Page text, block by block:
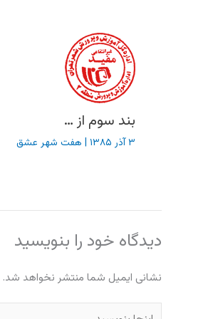
بند سوم از …
۳ آذر ۱۳۸۵ | هفت شهر عشق
دیدگاه‌ خود را بنویسید
نشانی ایمیل شما منتشر نخواهد شد.